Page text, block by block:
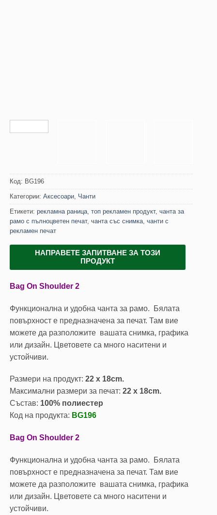
Код: BG196
Категории: Аксесоари, Чанти
Етикети: рекламна раница, топ рекламен продукт, чанта за
рамо с пълноцветен печат, чанта със снимка, чанти с
рекламен печат
НАПРАВЕТЕ ЗАПИТВАНЕ ЗА ТОЗИ
ПРОДУКТ
Bag On Shoulder 2
Функционална и удобна чанта за рамо. Бялата
повърхност е предназначена за печат. Там вие
можете да разположите вашата снимка, графика
или дизайн. Цветовете са много наситени и
устойчиви.
Размери на продукт: 22 x 18cm.
Максимални размери за печат: 22 x 18cm.
Състав: 100% полиестер
Код на продукта: BG196
Bag On Shoulder 2
Функционална и удобна чанта за рамо. Бялата
повърхност е предназначена за печат. Там вие
можете да разположите вашата снимка, графика
или дизайн. Цветовете са много наситени и
устойчиви.